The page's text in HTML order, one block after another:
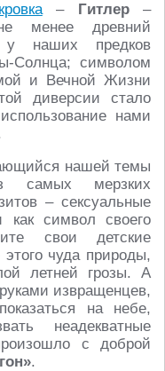
– Гитлер–
древний
у наших предков
Солнца; символом
и Вечной Жизни
диверсии стало
нами
нашей темы
самых мерзких
– сексуальные
как символ своего
свои детские
чуда природы,
летней грозы. А
извращенцев,
на небе,
неадекватные
с доброй
.